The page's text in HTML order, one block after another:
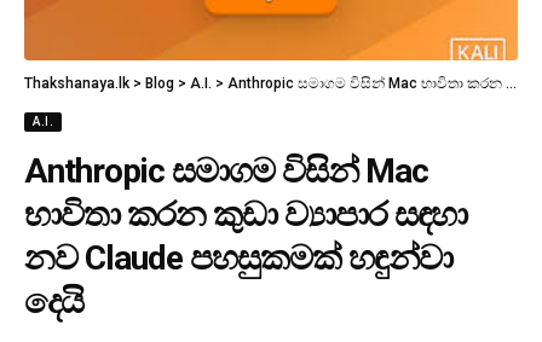
Thakshanaya.lk > Blog > A.I. > Anthropic සමාගම විසින් Mac භාවිතා කරන කුඩා ව්‍යාපාර සඳහා නව Claude පහසුකමක් හඳුන්වා දෙයි
A.I.
Anthropic සමාගම විසින් Mac
භාවිතා කරන කුඩා ව්‍යාපාර සඳහා
නව Claude පහසුකමක් හඳුන්වා
දෙයි